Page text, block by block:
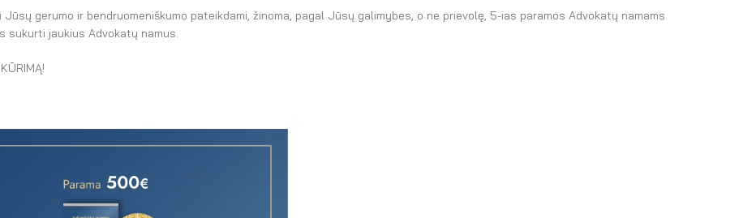
gerumo ir bendruomeniškumo pateikdami, žinoma, pagal Jūsų galimybes, o ne prievolę, 5-ias paramos Advokatų namams
sukurti jaukius Advokatų namus.